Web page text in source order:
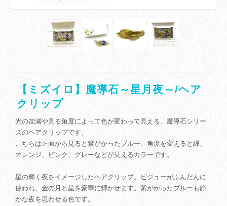
【ミズイロ】魔導石～星月夜～/ヘア
クリップ
光の加減や見る角度によって色が変わって見える、魔導石シリー
ズのヘアクリップです。
こちらは正面から見ると紫がかったブルー、角度を変えると緑、
オレンジ、ピンク、グレーなどが見えるカラーです。
星の輝く夜をイメージしたヘアクリップ。ビジューがふんだんに
使われ、金の月と星を豪華に輝かせます。紫がかったブルーも静
かな夜を思わせる色です。